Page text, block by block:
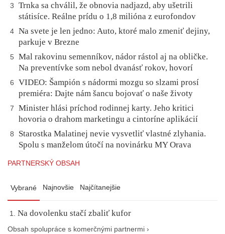
3
Trnka sa chválil, že obnovia nadjazd, aby ušetrili
státisíce. Reálne prídu o 1,8 milióna z eurofondov
4 Na svete je len jedno: Auto, ktoré malo zmeniť dejiny,
parkuje v Brezne
5
Mal rakovinu semenníkov, nádor rástol aj na obličke.
Na preventívke som nebol dvanásť rokov, hovorí
6
VIDEO: Šampión s nádormi mozgu so slzami prosí
premiéra: Dajte nám šancu bojovať o naše životy
7
Minister hlási príchod rodinnej karty. Jeho kritici
hovoria o drahom marketingu a cintoríne aplikácií
8
Starostka Malatinej nevie vysvetliť vlastné zlyhania.
Spolu s manželom útočí na novinárku MY Orava
PARTNERSKÝ OBSAH
Vybrané Najnovšie Najčítanejšie
Na dovolenku stačí zbaliť kufor
Obsah spolupráce s komerčnými partnermi ›